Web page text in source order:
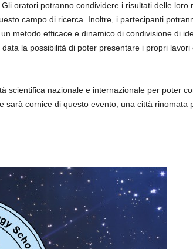
oratori potranno condividere i risultati delle loro
campo di ricerca. Inoltre, i partecipanti
metodo efficace e dinamico di condivisione di
la possibilità di poter presentare i propri lavori
scientifica nazionale e internazionale per poter
cornice di questo evento, una città rinomata